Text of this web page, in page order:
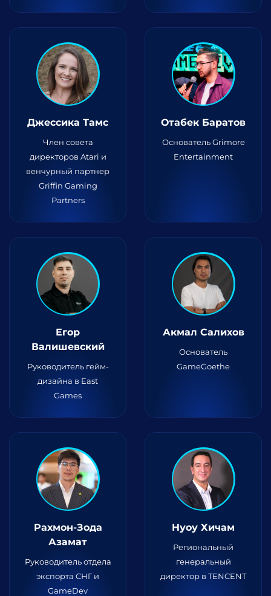
Джессика Тамс
Член совета
директоров Atari и
венчурный партнер
Griffin Gaming
Partners
Отабек Баратов
Основатель Grimore
Entertainment
Егор
Валишевский
Руководитель гейм-
дизайна в East
Games
Акмал Салихов
Основатель
GameGoethe
Рахмон-Зода
Азамат
Руководитель отдела
экспорта СНГ и
GameDev
Нуоу Хичам
Региональный
генеральный
директор в TENCENT